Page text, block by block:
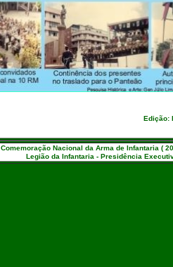
Edição:
Comemoração Nacional da Arma de Infantaria (
Legião da Infantaria - Presidência